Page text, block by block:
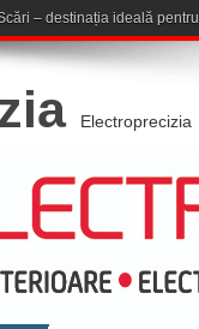
Ca
Electroprecizia